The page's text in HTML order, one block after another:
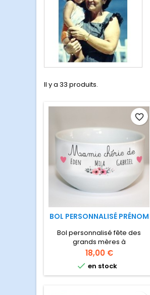
Il y a 33 produits.
BOL PERSONNALISÉ PRÉNOM
Bol personnalisé fête des
grands mères à
personnaliser avec le prénom
des petits enfants.
Prix
18,00 €
 en stock
favorite_border